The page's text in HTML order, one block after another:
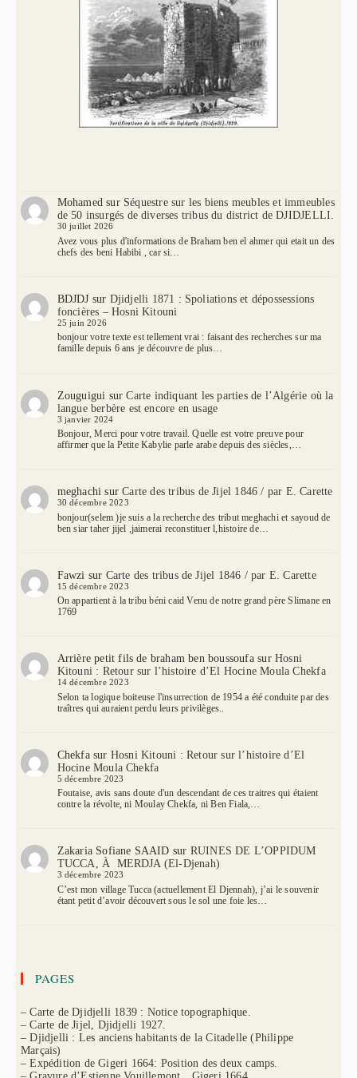
Mohamedsur Séquestre sur les biens meubles et immeubles
de 50 insurgés de diverses tribus du district de DJIDJELLI.
30 juillet 2026
Avez vous plus d'informations de Braham ben el ahmer qui etait un des
chefs des beni Habibi , car si…
BDJDJ sur Djidjelli 1871 : Spoliations et dépossessions
foncières – Hosni Kitouni
25 juin 2026
bonjour votre texte est tellement vrai : faisant des recherches sur ma
famille depuis 6 ans je découvre de plus…
Zouguigui surCarte indiquant les parties de l’Algérie où la
langue berbère est encore en usage
3 janvier 2024
Bonjour, Merci pour votre travail. Quelle est votre preuve pour
affirmer que la Petite Kabylie parle arabe depuis des siècles,…
meghachi surCarte des tribus de Jijel 1846 / par E. Carette
30 décembre 2023
bonjour(selem )je suis a la recherche des tribut meghachi et sayoud de
ben siar taher jijel ,jaimerai reconstituer l,histoire de…
Fawzi sur Carte des tribus de Jijel 1846 / par E. Carette
15 décembre 2023
On appartient à la tribu béni caid Venu de notre grand père Slimane en
1769
Arrière petit fils de braham ben boussoufasur Hosni
Kitouni : Retour sur l’histoire d’El Hocine Moula Chekfa
14 décembre 2023
Selon ta logique boiteuse l'insurrection de 1954 a été conduite par des
traîtres qui auraient perdu leurs privilèges..
Chekfasur Hosni Kitouni : Retour sur l’histoire d’El
Hocine Moula Chekfa
5 décembre 2023
Foutaise, avis sans doute d'un descendant de ces traitres qui étaient
contre la révolte, ni Moulay Chekfa, ni Ben Fiala,…
Zakaria Sofiane SAAID sur RUINES DE L’OPPIDUM
TUCCA, À MERDJA (El-Djenah)
3 décembre 2023
C’est mon village Tucca (actuellement El Djennah), j’ai le souvenir
étant petit d’avoir découvert sous le sol une foie les…
PAGES
– Carte de Djidjelli 1839 : Notice topographique.
– Carte de Jijel, Djidjelli 1927.
– Djidjelli : Les anciens habitants de la Citadelle (Philippe
Marçais)
– Expédition de Gigeri 1664: Position des deux camps.